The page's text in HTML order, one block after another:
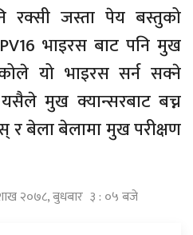
जस्ता पेय बस्तुको
भाइरस बाट पनि मुख
यो भाइरस सर्न सक्ने
यसैले मुख क्यान्सरबाट बच्न
र बेला बेलामा मुख परीक्षण
२०७८, बुधबार ३ : ०५ बजे